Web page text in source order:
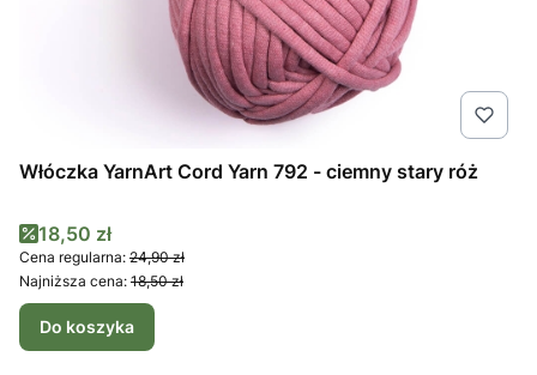
Włóczka YarnArt Cord Yarn 792 - ciemny stary róż
Cena promocyjna
18,50 zł
Cena regularna: 24,90 zł
Najniższa cena: 18,50 zł
Do koszyka